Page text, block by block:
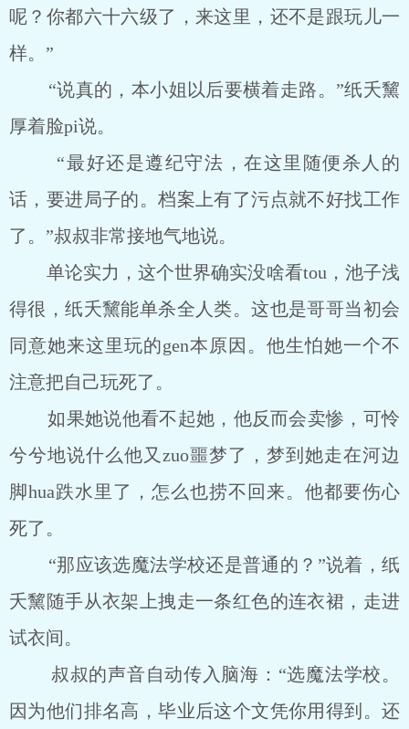
呢？你都六十六级了，来这里，还不是跟玩儿一
样。”
“说真的，本小姐以后要横着走路。”纸夭黧
厚着脸pi说。
“最好还是遵纪守法，在这里随便杀人的
话，要进局子的。档案上有了污点就不好找工作
了。”叔叔非常接地气地说。
单论实力，这个世界确实没啥看tou，池子浅
得很，纸夭黧能单杀全人类。这也是哥哥当初会
同意她来这里玩的gen本原因。他生怕她一个不
注意把自己玩死了。
如果她说他看不起她，他反而会卖惨，可怜
兮兮地说什么他又zuo噩梦了，梦到她走在河边
脚hua跌水里了，怎么也捞不回来。他都要伤心
死了。
“那应该选魔法学校还是普通的？”说着，纸
夭黧随手从衣架上拽走一条红色的连衣裙，走进
试衣间。
叔叔的声音自动传入脑海：“选魔法学校。
因为他们排名高，毕业后这个文凭你用得到。还